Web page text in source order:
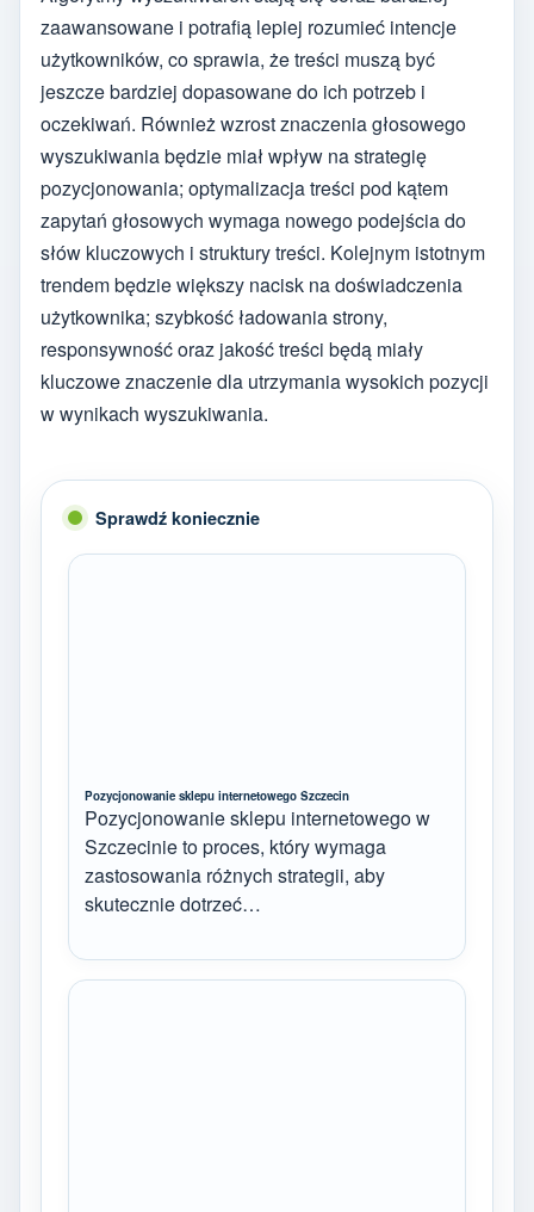
zaawansowane i potrafią lepiej rozumieć intencje
użytkowników, co sprawia, że treści muszą być
jeszcze bardziej dopasowane do ich potrzeb i
oczekiwań. Również wzrost znaczenia głosowego
wyszukiwania będzie miał wpływ na strategię
pozycjonowania; optymalizacja treści pod kątem
zapytań głosowych wymaga nowego podejścia do
słów kluczowych i struktury treści. Kolejnym istotnym
trendem będzie większy nacisk na doświadczenia
użytkownika; szybkość ładowania strony,
responsywność oraz jakość treści będą miały
kluczowe znaczenie dla utrzymania wysokich pozycji
w wynikach wyszukiwania.
Sprawdź koniecznie
Pozycjonowanie sklepu internetowego Szczecin
Pozycjonowanie sklepu internetowego w
Szczecinie to proces, który wymaga
zastosowania różnych strategii, aby
skutecznie dotrzeć…